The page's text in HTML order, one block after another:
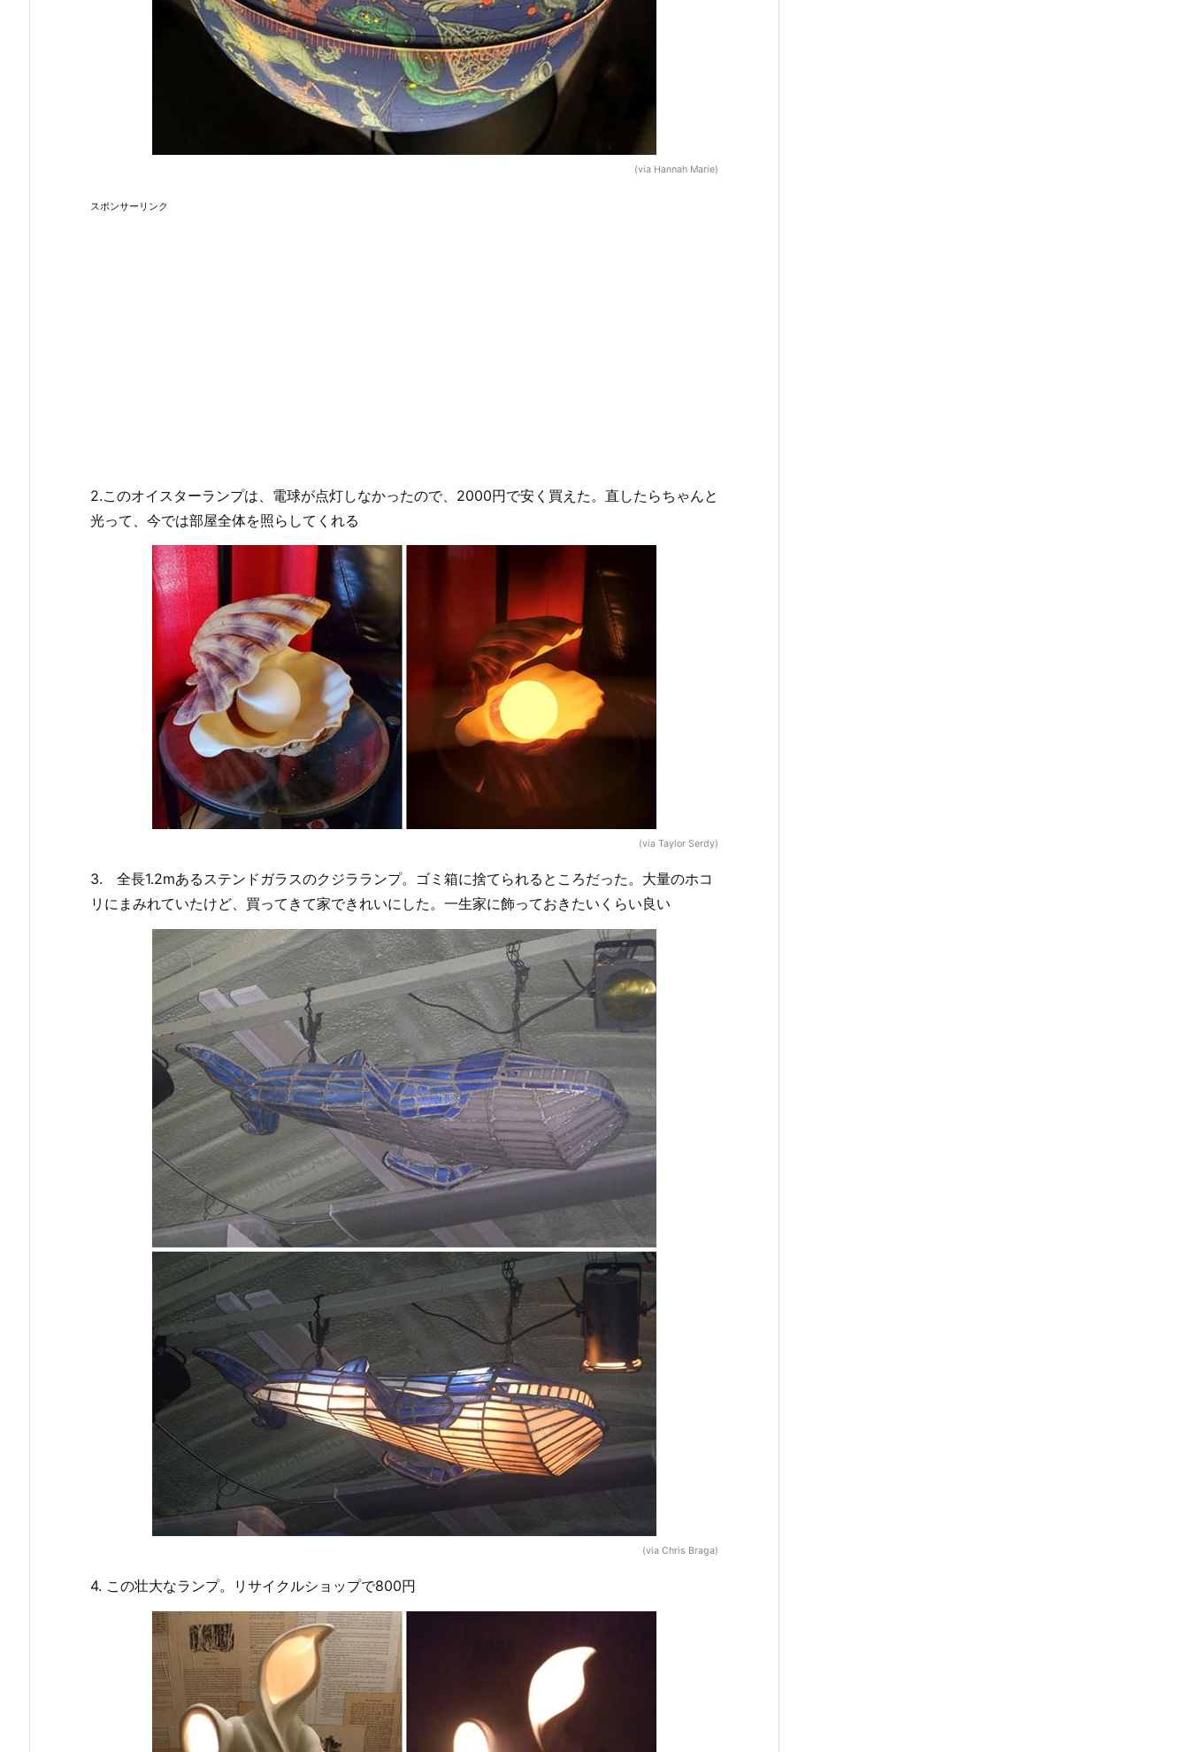
(via Hannah Marie)
スポンサーリンク
2.このオイスターランプは、電球が点灯しなかったので、2000円で安く買えた。直したらちゃんと
光って、今では部屋全体を照らしてくれる
(via Taylor Serdy)
3. 全長1.2mあるステンドガラスのクジラランプ。ゴミ箱に捨てられるところだった。大量のホコ
リにまみれていたけど、買ってきて家できれいにした。一生家に飾っておきたいくらい良い
(via Chris Braga)
4. この壮大なランプ。リサイクルショップで800円